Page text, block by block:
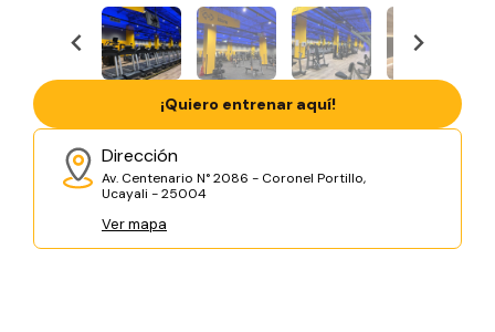
Dirección
Av. Centenario N° 2086 - Coronel Portillo,
Ucayali - 25004
Ver mapa
¡Quiero entrenar aquí!